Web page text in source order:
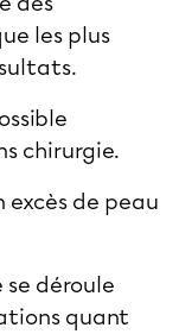
les plus
chirurgie.
de peau
déroule
quant